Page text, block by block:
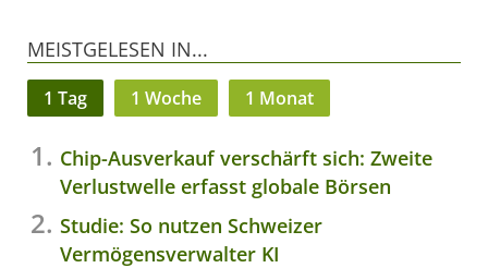
MEISTGELESEN IN...
1 Tag 1 Woche 1 Monat
Chip-Ausverkauf verschärft sich: Zweite
Verlustwelle erfasst globale Börsen
Studie: So nutzen Schweizer
Vermögensverwalter KI